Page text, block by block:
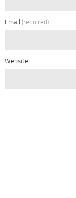
Email (required)
Website